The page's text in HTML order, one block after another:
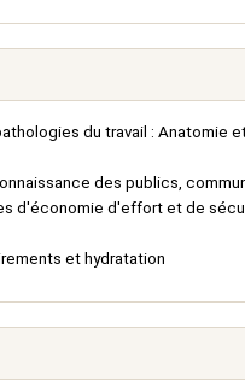
du travail : Anatomie
des publics,
d'économie d'effort et de
et hydratation